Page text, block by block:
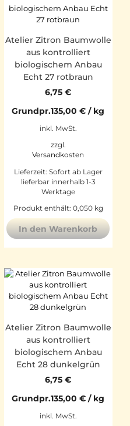
Atelier Zitron Baumwolle
aus kontrolliert
biologischem Anbau
Echt 27 rotbraun
6,75€
Grundpr.135,00€ / kg
inkl. MwSt.
zzgl.
Versandkosten
Lieferzeit: Sofort ab Lager
lieferbar innerhalb 1-3
Werktage
Produkt enthält: 0,050 kg
In den Warenkorb
Atelier Zitron Baumwolle
aus kontrolliert
biologischem Anbau
Echt 28 dunkelgrün
6,75€
Grundpr.135,00€ / kg
inkl. MwSt.